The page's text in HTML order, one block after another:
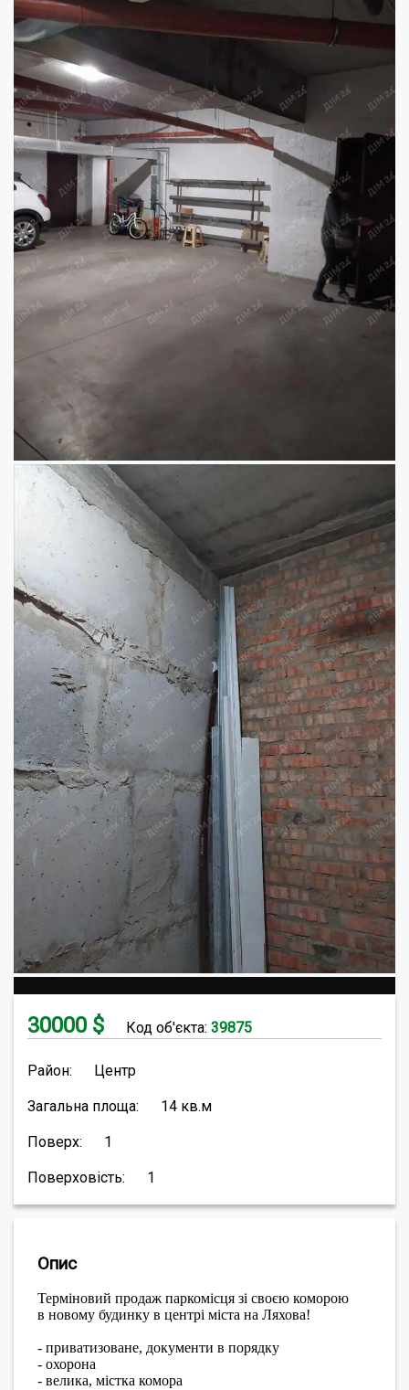
30000 $ Код об'єкта: 39875
Район: Центр
Загальна площа: 14 кв.м
Поверх: 1
Поверховість: 1
Опис
Терміновий продаж паркомісця зі своєю коморою
в новому будинку в центрі міста на Ляхова!
- приватизоване, документи в порядку
- охорона
- велика, містка комора